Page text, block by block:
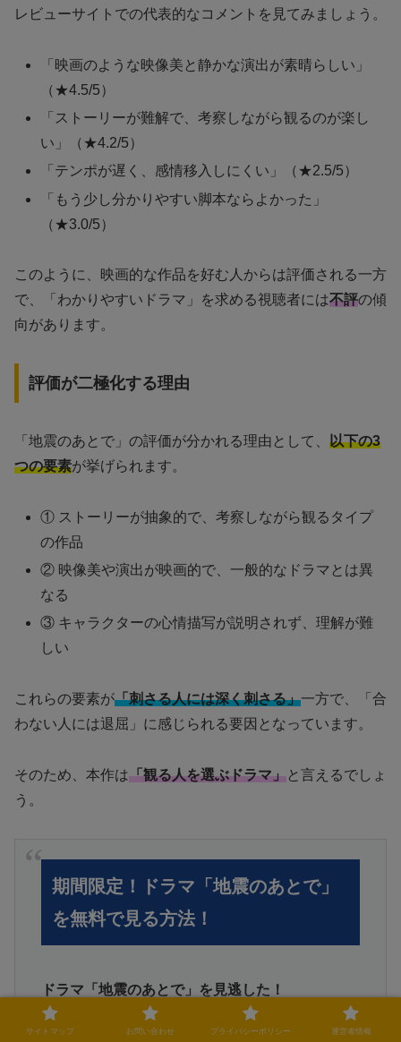
レビューサイトでの代表的なコメントを見てみましょう。
「映画のような映像美と静かな演出が素晴らしい」
（★4.5/5）
「ストーリーが難解で、考察しながら観るのが楽し
い」（★4.2/5）
「テンポが遅く、感情移入しにくい」（★2.5/5）
「もう少し分かりやすい脚本ならよかった」
（★3.0/5）
このように、映画的な作品を好む人からは評価される一方
で、「わかりやすいドラマ」を求める視聴者には不評の傾
向があります。
評価が二極化する理由
「地震のあとで」の評価が分かれる理由として、 以下の3
つの要素が挙げられます。
① ストーリーが抽象的で、考察しながら観るタイプ
の作品
② 映像美や演出が映画的で、一般的なドラマとは異
なる
③ キャラクターの心情描写が説明されず、理解が難
しい
これらの要素が「刺さる人には深く刺さる」一方で、「合
わない人には退屈」に感じられる要因となっています。
そのため、本作は「観る人を選ぶドラマ」と言えるでしょ
う。
期間限定！ドラマ「地震のあとで」
を無料で見る方法！
ドラマ「地震のあとで」を見逃した！
サイトマップ お問い合わせ プライバシーポリシー 運営者情報